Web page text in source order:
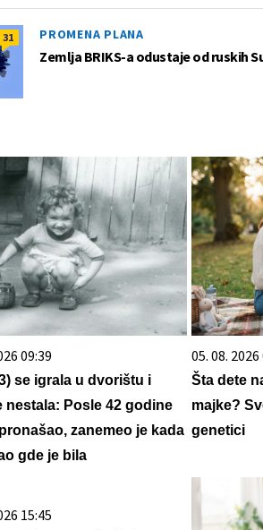
31 PROMENA PLANA
Zemlja BRIKS-a odustaje od ruskih
09:39
se igrala u dvorištu i
nestala: Posle 42 godine
zanemeo je kada
gde je bila
05. 08. 2026
Šta dete
majke?
genetici
15:45